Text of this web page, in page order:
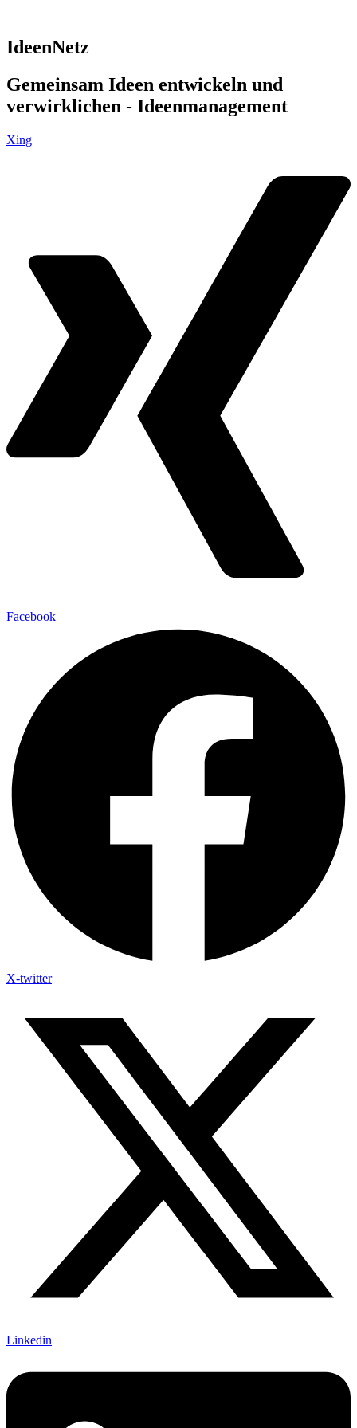
IdeenNetz
Gemeinsam Ideen entwickeln und
verwirklichen - Ideenmanagement
Xing
Facebook
X-twitter
Linkedin